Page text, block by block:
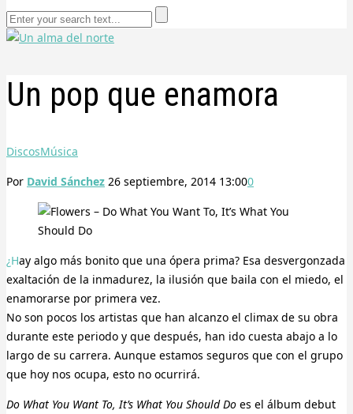
Un pop que enamora
DiscosMúsica
Por David Sánchez 26 septiembre, 2014 13:000
¿Hay algo más bonito que una ópera prima? Esa desvergonzada
exaltación de la inmadurez, la ilusión que baila con el miedo, el
enamorarse por primera vez.
No son pocos los artistas que han alcanzo el climax de su obra
durante este periodo y que después, han ido cuesta abajo a lo
largo de su carrera. Aunque estamos seguros que con el grupo
que hoy nos ocupa, esto no ocurrirá.
Do What You Want To, It’s What You Should Do es el álbum debut